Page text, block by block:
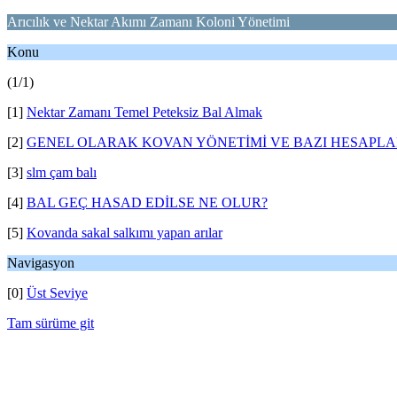
Arıcılık ve Nektar Akımı Zamanı Koloni Yönetimi
Konu
(1/1)
[1] Nektar Zamanı Temel Peteksiz Bal Almak
[2] GENEL OLARAK KOVAN YÖNETİMİ VE BAZI
[3] slm çam balı
[4] BAL GEÇ HASAD EDİLSE NE OLUR?
[5] Kovanda sakal salkımı yapan arılar
Navigasyon
[0] Üst Seviye
Tam sürüme git